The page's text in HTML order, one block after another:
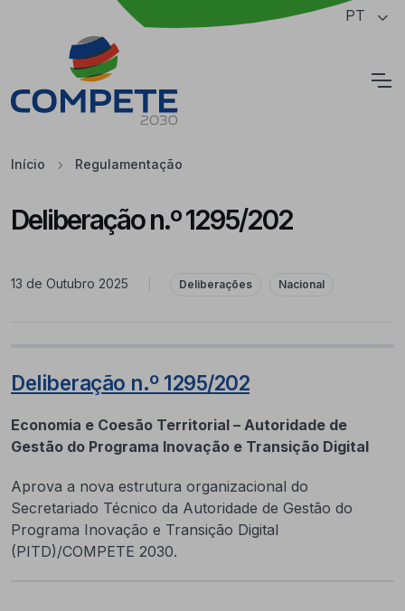
Saltar para o conteúdo principal da página PT
Início Regulamentação
Deliberação n.º 1295/202
13 de Outubro 2025 Deliberações Nacional
Deliberação n.º 1295/202
Economia e Coesão Territorial – Autoridade de
Gestão do Programa Inovação e Transição Digital
Aprova a nova estrutura organizacional do
Secretariado Técnico da Autoridade de Gestão do
Programa Inovação e Transição Digital
(PITD)/COMPETE 2030.